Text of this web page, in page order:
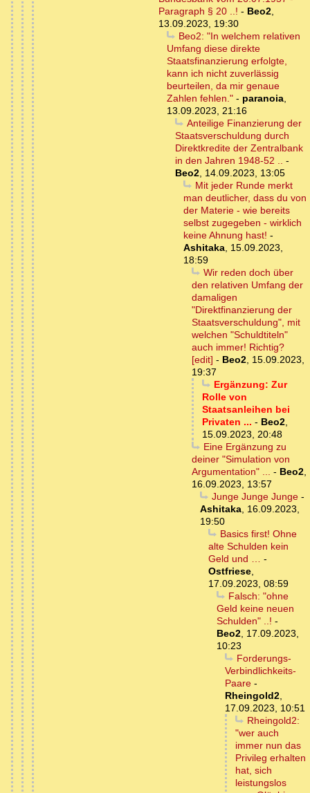
Paragraph § 20 ..! - Beo2,
13.09.2023, 19:30
Beo2: "In welchem relativen
Umfang diese direkte
Staatsfinanzierung erfolgte,
kann ich nicht zuverlässig
beurteilen, da mir genaue
Zahlen fehlen." - paranoia,
13.09.2023, 21:16
Anteilige Finanzierung der
Staatsverschuldung durch
Direktkredite der Zentralbank
in den Jahren 1948-52 .. -
Beo2, 14.09.2023, 13:05
Mit jeder Runde merkt
man deutlicher, dass du von
der Materie - wie bereits
selbst zugegeben - wirklich
keine Ahnung hast! -
Ashitaka, 15.09.2023,
18:59
Wir reden doch über
den relativen Umfang der
damaligen
"Direktfinanzierung der
Staatsverschuldung", mit
welchen "Schuldtiteln"
auch immer! Richtig?
[edit] - Beo2, 15.09.2023,
19:37
Ergänzung: Zur
Rolle von
Staatsanleihen bei
Privaten ... - Beo2,
15.09.2023, 20:48
Eine Ergänzung zu
deiner "Simulation von
Argumentation" ... - Beo2,
16.09.2023, 13:57
Junge Junge Junge-
Ashitaka, 16.09.2023,
19:50
Basics first! Ohne
alte Schulden kein
Geld und … -
Ostfriese,
17.09.2023, 08:59
Falsch: "ohne
Geld keine neuen
Schulden" ..! -
Beo2, 17.09.2023,
10:23
Forderungs-
Verbindlichkeits-
Paare -
Rheingold2,
17.09.2023, 10:51
Rheingold2:
"wer auch
immer nun das
Privileg erhalten
hat, sich
leistungslos